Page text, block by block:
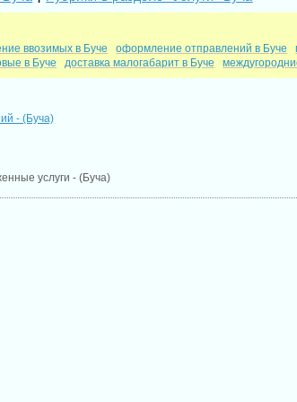
ввозимых в Буче оформление отправлений в Буче
в Буче доставка малогабарит в Буче
- (Буча)
услуги - (Буча)